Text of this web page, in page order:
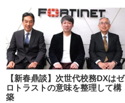
【新春鼎談】次世代校務DXはゼ
ロトラストの意味を整理して構
築